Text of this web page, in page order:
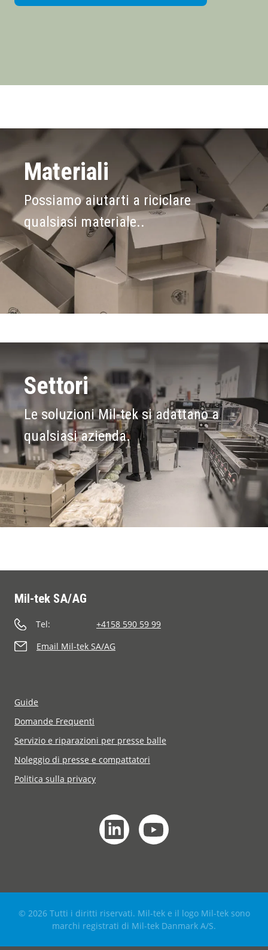
Materiali
Possiamo aiutarti a riciclare
qualsiasi materiale..
Settori
Le soluzioni Mil-tek si adattano a
qualsiasi azienda.
Mil-tek SA/AG
Tel:
+4158 590 59 99
Email Mil-tek SA/AG
Guide
Domande Frequenti
Servizio e riparazioni per presse balle
Noleggio di presse e compattatori
Politica sulla privacy
© 2026 Tutti i diritti riservati. Mil-tek e il logo Mil-tek sono
marchi registrati di Mil-tek Danmark A/S.